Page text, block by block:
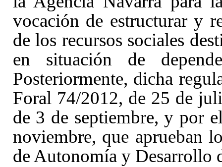
vocación de estructurar y
de los recursos sociales
en situación de
Posteriormente, dicha
Foral 74/2012, de 25 de
de 3 de septiembre, y por
noviembre, que aprueban
de Autonomía y Desarrollo